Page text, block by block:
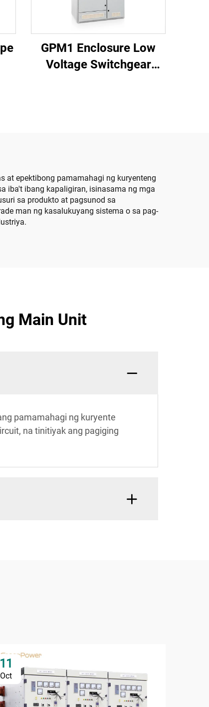
GPM1 Enclosure Low
Voltage Switchgear
at epektibong pamamahagi ng kuryenteng
iba't ibang kapaligiran, isinasama ng mga
sa produkto at pagsunod sa
man ng kasalukuyang sistema o sa pag-
Main Unit
pamamahagi ng kuryente
na tinitiyak ang pagiging
11
Oct